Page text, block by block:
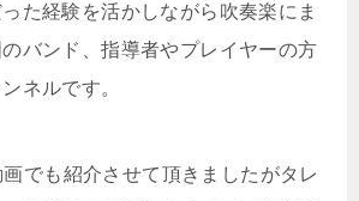
た経験を活かしながら吹奏楽にま
バンド、指導者やプレイヤーの方
ネルです。
でも紹介させて頂きましたがタレ